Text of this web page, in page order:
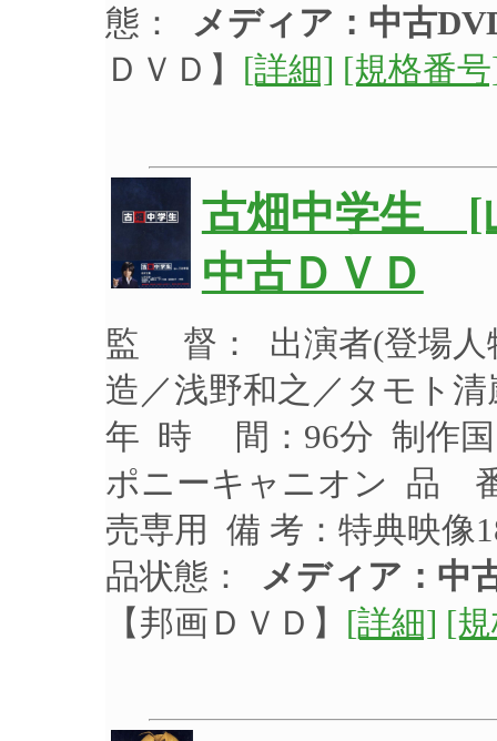
態：
メディア：中古
ＤＶＤ】 [詳細] [規格番
古畑中学生 [
中古ＤＶＤ
監 督： 出演者(登場人
造／浅野和之／タモト
年 時 間：96分 制作国
ポニーキャニオン 品
売専用 備 考：特典映像
品状態：
メディア：中
【邦画ＤＶＤ】 [詳細] [